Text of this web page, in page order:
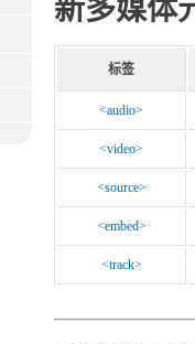
新多媒体
标签
<audio>
<video>
<source>
<embed>
<track>